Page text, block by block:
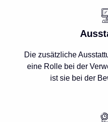
Die zusätzliche
eine Rolle bei der
ist sie bei der